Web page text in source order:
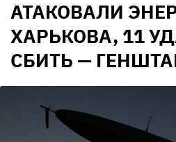
АТАКОВАЛИ
ХАРЬКОВА, 11
СБИТЬ —